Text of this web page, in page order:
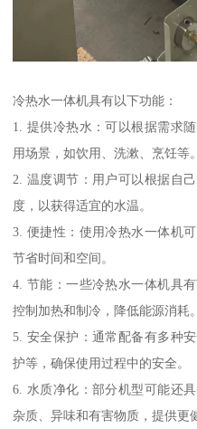
冷热水一体机具有以下功能：
1. 提供冷热水：可以根据需求
用场景，如饮用、洗漱、烹饪等。
2. 温度调节：用户可以根据自
度，以获得适宜的水温。
3. 便捷性：使用冷热水一体机
节省时间和空间。
4. 节能：一些冷热水一体机具
控制加热和制冷，降低能源消耗。
5. 安全保护：通常配备有多种
护等，确保使用过程中的安全。
6. 水质净化：部分机型可能还
杂质、异味和有害物质，提供更